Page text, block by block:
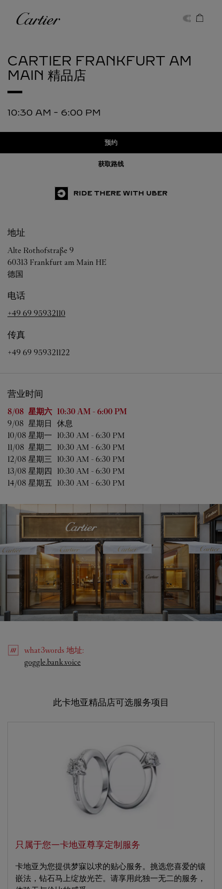
卡地亚
CARTIER FRANKFURT AM
MAIN 精品店
10:30 AM - 6:00 PM
预约
获取路线
RIDE THERE WITH UBER
地址
Alte Rothofstraße 9
60313 Frankfurt am Main HE
德国
电话
+49 69 95932110
传真
+49 69 959321122
营业时间
星期营业时间
8/08 星期六 10:30 AM - 6:00 PM
9/08 星期日
休息
10/08 星期一 10:30 AM - 6:30 PM
11/08 星期二 10:30 AM - 6:30 PM
12/08 星期三 10:30 AM - 6:30 PM
13/08 星期四 10:30 AM - 6:30 PM
14/08 星期五 10:30 AM - 6:30 PM
what3words 地址:
goggle.bank.voice
此卡地亚精品店可选服务项目
只属于您—卡地亚尊享定制服务
卡地亚为您提供梦寐以求的贴心服务。挑选您喜爱的镶
嵌法，钻石马上绽放光芒。请享用此独一无二的服务，